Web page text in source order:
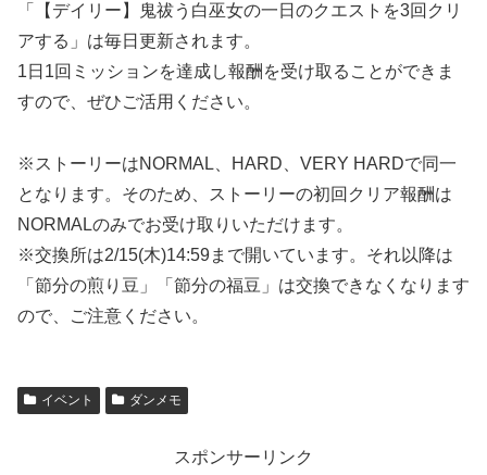
「【デイリー】鬼祓う白巫女の一日のクエストを3回クリ
アする」は毎日更新されます。
1日1回ミッションを達成し報酬を受け取ることができま
すので、ぜひご活用ください。
※ストーリーはNORMAL、HARD、VERY HARDで同一
となります。そのため、ストーリーの初回クリア報酬は
NORMALのみでお受け取りいただけます。
※交換所は2/15(木)14:59まで開いています。それ以降は
「節分の煎り豆」「節分の福豆」は交換できなくなります
ので、ご注意ください。
イベント ダンメモ
スポンサーリンク